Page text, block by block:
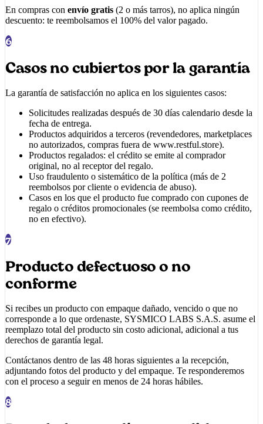
En compras con envío gratis (2 o más tarros), no aplica ningún
descuento: te reembolsamos el 100% del valor pagado.
6
Casos no cubiertos por la garantía
La garantía de satisfacción no aplica en los siguientes casos:
Solicitudes realizadas después de 30 días calendario desde la
fecha de entrega.
Productos adquiridos a terceros (revendedores, marketplaces
no autorizados, compras fuera de www.restful.store).
Productos regalados: el crédito se emite al comprador
original, no al receptor del regalo.
Uso fraudulento o sistemático de la política (más de 2
reembolsos por cliente o evidencia de abuso).
Casos en los que el producto fue comprado con cupones de
regalo o créditos promocionales (se reembolsa como crédito,
no en efectivo).
7
Producto defectuoso o no
conforme
Si recibes un producto con empaque dañado, vencido o que no
corresponde a lo que ordenaste, SYSMICO LABS S.A.S. asume el
reemplazo total del producto sin costo adicional, adicional a tus
derechos de garantía legal.
Contáctanos dentro de las 48 horas siguientes a la recepción,
adjuntando fotos del producto y del empaque. Te responderemos
con el proceso a seguir en menos de 24 horas hábiles.
8